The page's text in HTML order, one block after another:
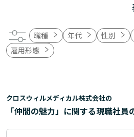
職種 年代 性別
雇用形態
クロスウィルメディカル株式会社の
「仲間の魅力」に関する現職社員